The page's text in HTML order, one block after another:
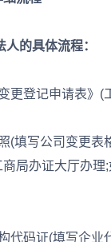
的具体流程：
登记申请表》(
写公司变更表
局办证大厅办
码证(填写企业